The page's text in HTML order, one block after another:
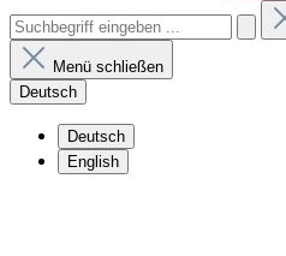
Menü schließen
Deutsch
Deutsch
English